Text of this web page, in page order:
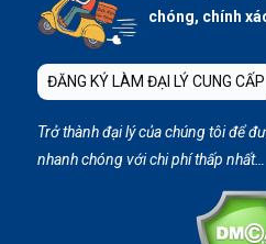
chóng, chính
ĐĂNG KÝ LÀM ĐẠI LÝ CUNG CẤP
Trở thành đại lý của chúng tôi để
nhanh chóng với chi phí thấp nhất…